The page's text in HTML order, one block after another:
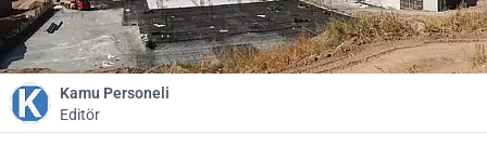
Kamu Personeli
Editör